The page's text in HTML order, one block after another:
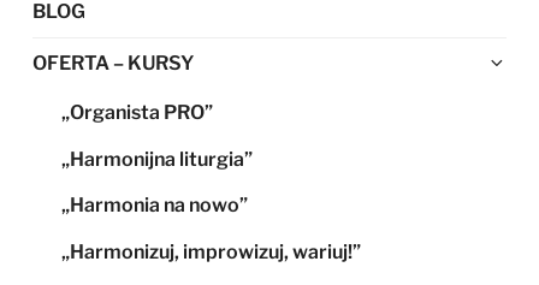
BLOG
OFERTA – KURSY
„Organista PRO”
„Harmonijna liturgia”
„Harmonia na nowo”
„Harmonizuj, improwizuj, wariuj!”